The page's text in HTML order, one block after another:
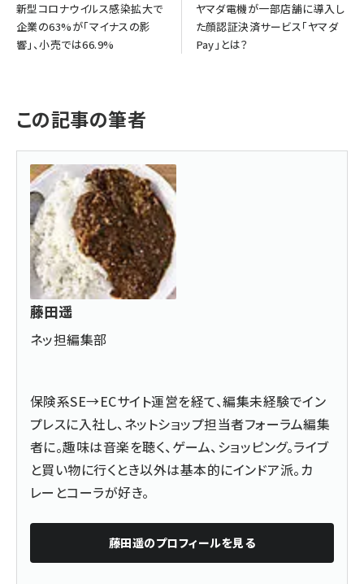
新型コロナウイルス感染拡大で
企業の63%が「マイナスの影
響」、小売では66.9%
ヤマダ電機が一部店舗に導入し
た顔認証決済サービス「ヤマダ
Pay」とは？
この記事の筆者
藤田遥
ネッ担編集部
保険系SE→ECサイト運営を経て、編集未経験でイン
プレスに入社し、ネットショップ担当者フォーラム編集
者に。趣味は音楽を聴く、ゲーム、ショッピング。ライブ
と買い物に行くとき以外は基本的にインドア派。カ
レーとコーラが好き。
藤田遥のプロフィールを見る